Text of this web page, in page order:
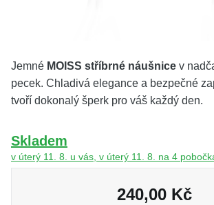
Jemné MOISS stříbrné náušnice v
pecek. Chladivá elegance a bezpečné
tvoří dokonalý šperk pro váš každý den.
Skladem
v úterý 11. 8. u vás, v úterý 11. 8. na 4
240,00 Kč